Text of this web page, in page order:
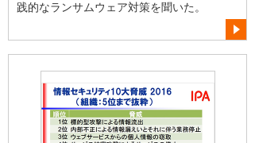
践的なランサムウェア対策を聞いた。